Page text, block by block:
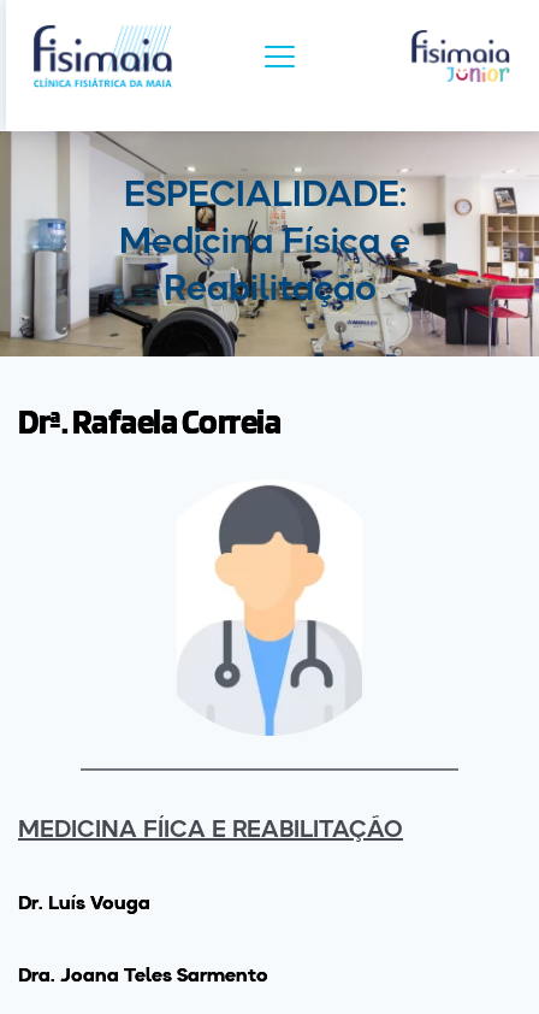
ESPECIALIDADE:
Medicina Física e
Reabilitação
Drª. Rafaela Correia
MEDICINA FÍICA E REABILITAÇÃO
Dr. Luís Vouga
Drª. Joana Teles Sarmento